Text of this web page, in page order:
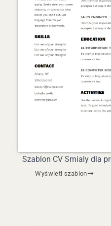
Szablon CV Smialy dla
Wyświetl szablon